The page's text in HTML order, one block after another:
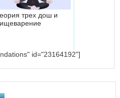
трех дош и
id="23164192"]